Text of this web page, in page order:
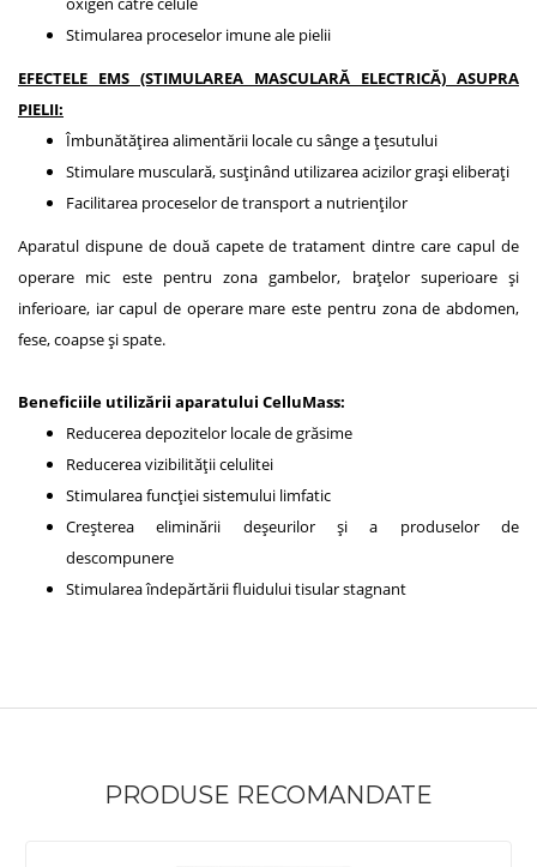
Stimularea proceselor imune ale pielii
EFECTELE EMS (STIMULAREA MASCULARĂ ELECTRICĂ) ASUPRA
PIELII:
Îmbunătățirea alimentării locale cu sânge a țesutului
Stimulare musculară, susținând utilizarea acizilor grași eliberați
Facilitarea proceselor de transport a nutrienților
Aparatul dispune de două capete de tratament dintre care capul de
operare mic este pentru zona gambelor, brațelor superioare și
inferioare, iar capul de operare mare este pentru zona de abdomen,
fese, coapse și spate.
Beneficiile utilizării aparatului CelluMass:
Reducerea depozitelor locale de grăsime
Reducerea vizibilității celulitei
Stimularea funcției sistemului limfatic
Creșterea eliminării deșeurilor și a produselor de
descompunere
Stimularea îndepărtării fluidului tisular stagnant
PRODUSE RECOMANDATE